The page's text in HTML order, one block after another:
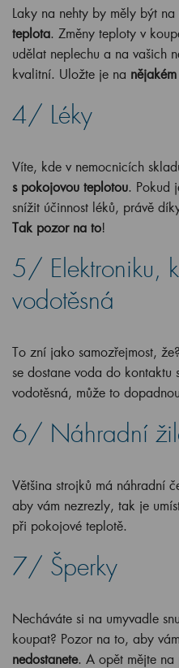
Laky na nehty by měly být
teplota. Změny teploty v
udělat neplechu a na vašich
kvalitní. Uložte je na
4/ Léky
Víte, kde v nemocnicích
s pokojovou teplotou. Pokud
snížit účinnost léků, právě
Tak pozor na to!
5/ Elektroniku,
vodotěsná
To zní jako samozřejmost,
se dostane voda do kontaktu
vodotěsná, může to
6/ Náhradní
Většina strojků má náhradní
aby vám nezrezly, tak je
při pokojové teplotě.
7/ Šperky
Necháváte si na umyvadle
koupat? Pozor na to, aby
nedostanete. A opět mějte na